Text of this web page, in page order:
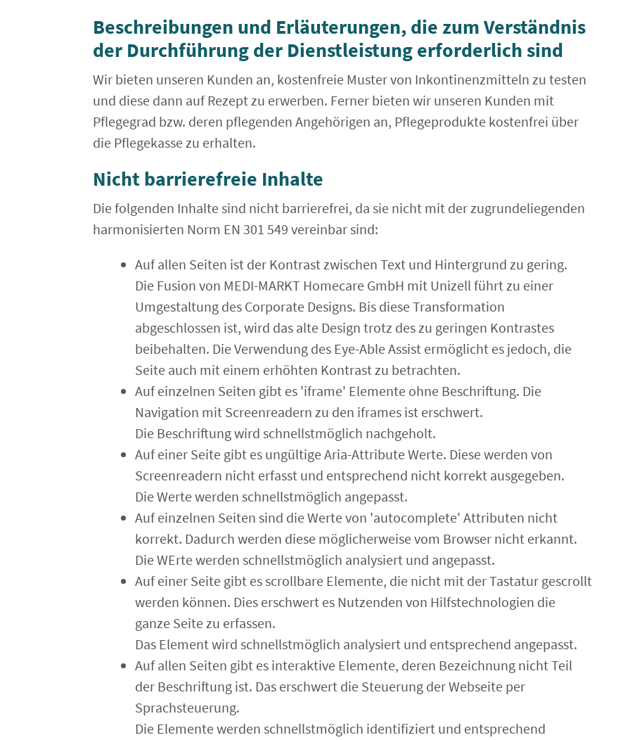
Beschreibungen und Erläuterungen, die zum Verständnis
der Durchführung der Dienstleistung erforderlich sind
Wir bieten unseren Kunden an, kostenfreie Muster von Inkontinenzmitteln zu testen
und diese dann auf Rezept zu erwerben. Ferner bieten wir unseren Kunden mit
Pflegegrad bzw. deren pflegenden Angehörigen an, Pflegeprodukte kostenfrei über
die Pflegekasse zu erhalten.
Nicht barrierefreie Inhalte
Die folgenden Inhalte sind nicht barrierefrei, da sie nicht mit der zugrundeliegenden
harmonisierten Norm EN 301 549 vereinbar sind:
Auf allen Seiten ist der Kontrast zwischen Text und Hintergrund zu gering.
Die Fusion von MEDI-MARKT Homecare GmbH mit Unizell führt zu einer
Umgestaltung des Corporate Designs. Bis diese Transformation
abgeschlossen ist, wird das alte Design trotz des zu geringen Kontrastes
beibehalten. Die Verwendung des Eye-Able Assist ermöglicht es jedoch, die
Seite auch mit einem erhöhten Kontrast zu betrachten.
Auf einzelnen Seiten gibt es 'iframe' Elemente ohne Beschriftung. Die
Navigation mit Screenreadern zu den iframes ist erschwert.
Die Beschriftung wird schnellstmöglich nachgeholt.
Auf einer Seite gibt es ungültige Aria-Attribute Werte. Diese werden von
Screenreadern nicht erfasst und entsprechend nicht korrekt ausgegeben.
Die Werte werden schnellstmöglich angepasst.
Auf einzelnen Seiten sind die Werte von 'autocomplete' Attributen nicht
korrekt. Dadurch werden diese möglicherweise vom Browser nicht erkannt.
Die WErte werden schnellstmöglich analysiert und angepasst.
Auf einer Seite gibt es scrollbare Elemente, die nicht mit der Tastatur gescrollt
werden können. Dies erschwert es Nutzenden von Hilfstechnologien die
ganze Seite zu erfassen.
Das Element wird schnellstmöglich analysiert und entsprechend angepasst.
Auf allen Seiten gibt es interaktive Elemente, deren Bezeichnung nicht Teil
der Beschriftung ist. Das erschwert die Steuerung der Webseite per
Sprachsteuerung.
Die Elemente werden schnellstmöglich identifiziert und entsprechend